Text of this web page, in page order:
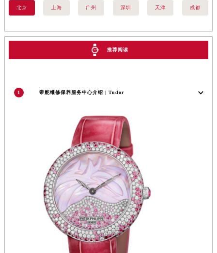
北京 上海 广州 深圳 天津 成都
推荐阅读
1 帝舵维修保养服务中心介绍 | Tudor